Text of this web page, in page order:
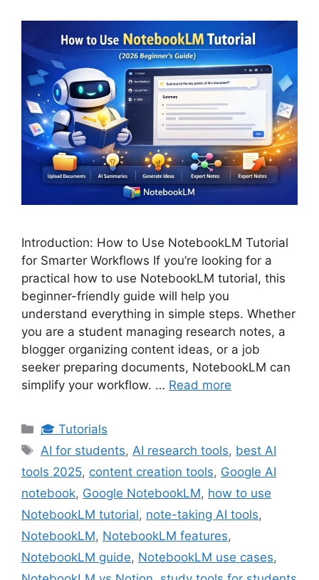
Introduction: How to Use NotebookLM Tutorial
for Smarter Workflows If you’re looking for a
practical how to use NotebookLM tutorial, this
beginner-friendly guide will help you
understand everything in simple steps. Whether
you are a student managing research notes, a
blogger organizing content ideas, or a job
seeker preparing documents, NotebookLM can
simplify your workflow. … Read more
Categories
🎓 Tutorials
Tags
AI for students,AI research tools, best AI
tools 2025, content creation tools, Google AI
notebook, Google NotebookLM, how to use
NotebookLM tutorial, note-taking AI tools,
NotebookLM, NotebookLM features,
NotebookLM guide, NotebookLM use cases,